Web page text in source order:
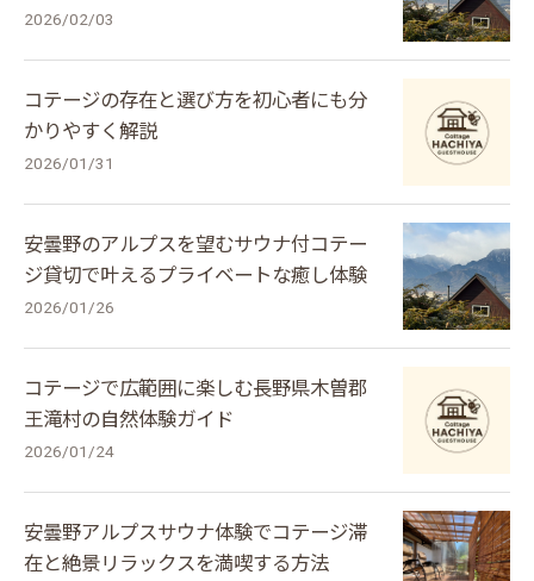
2026/02/03
コテージの存在と選び方を初心者にも分
かりやすく解説
2026/01/31
安曇野のアルプスを望むサウナ付コテー
ジ貸切で叶えるプライベートな癒し体験
2026/01/26
コテージで広範囲に楽しむ長野県木曽郡
王滝村の自然体験ガイド
2026/01/24
安曇野アルプスサウナ体験でコテージ滞
在と絶景リラックスを満喫する方法